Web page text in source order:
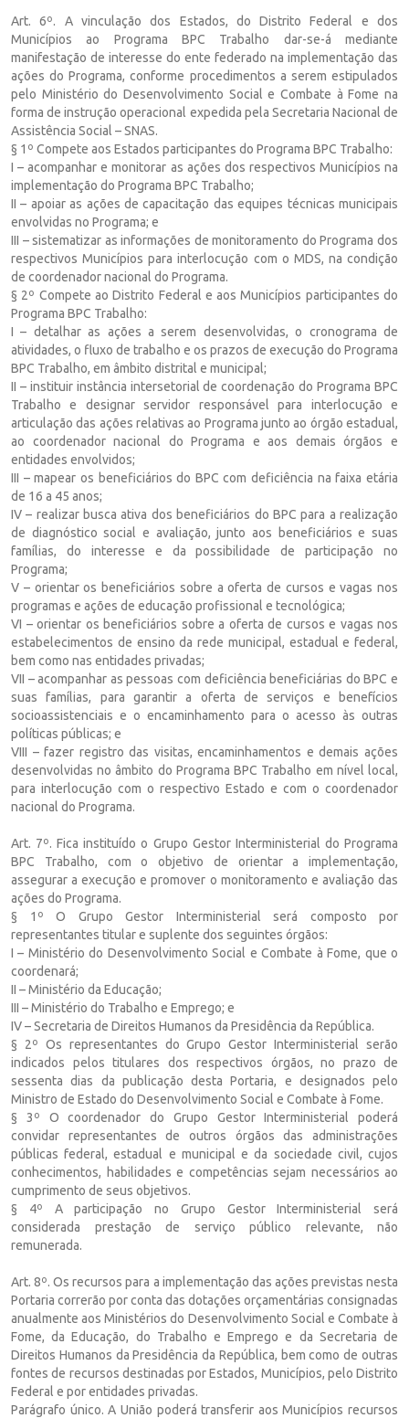
Art. 6º. A vinculação dos Estados, do Distrito Federal e dos
Municípios ao Programa BPC Trabalho dar-se-á mediante
manifestação de interesse do ente federado na implementação das
ações do Programa, conforme procedimentos a serem estipulados
pelo Ministério do Desenvolvimento Social e Combate à Fome na
forma de instrução operacional expedida pela Secretaria Nacional de
Assistência Social – SNAS.
§ 1º Compete aos Estados participantes do Programa BPC Trabalho:
I – acompanhar e monitorar as ações dos respectivos Municípios na
implementação do Programa BPC Trabalho;
II – apoiar as ações de capacitação das equipes técnicas municipais
envolvidas no Programa; e
III – sistematizar as informações de monitoramento do Programa dos
respectivos Municípios para interlocução com o MDS, na condição
de coordenador nacional do Programa.
§ 2º Compete ao Distrito Federal e aos Municípios participantes do
Programa BPC Trabalho:
I – detalhar as ações a serem desenvolvidas, o cronograma de
atividades, o fluxo de trabalho e os prazos de execução do Programa
BPC Trabalho, em âmbito distrital e municipal;
II – instituir instância intersetorial de coordenação do Programa BPC
Trabalho e designar servidor responsável para interlocução e
articulação das ações relativas ao Programa junto ao órgão estadual,
ao coordenador nacional do Programa e aos demais órgãos e
entidades envolvidos;
III – mapear os beneficiários do BPC com deficiência na faixa etária
de 16 a 45 anos;
IV – realizar busca ativa dos beneficiários do BPC para a realização
de diagnóstico social e avaliação, junto aos beneficiários e suas
famílias, do interesse e da possibilidade de participação no
Programa;
V – orientar os beneficiários sobre a oferta de cursos e vagas nos
programas e ações de educação profissional e tecnológica;
VI – orientar os beneficiários sobre a oferta de cursos e vagas nos
estabelecimentos de ensino da rede municipal, estadual e federal,
bem como nas entidades privadas;
VII – acompanhar as pessoas com deficiência beneficiárias do BPC e
suas famílias, para garantir a oferta de serviços e benefícios
socioassistenciais e o encaminhamento para o acesso às outras
políticas públicas; e
VIII – fazer registro das visitas, encaminhamentos e demais ações
desenvolvidas no âmbito do Programa BPC Trabalho em nível local,
para interlocução com o respectivo Estado e com o coordenador
nacional do Programa.
Art. 7º. Fica instituído o Grupo Gestor Interministerial do Programa
BPC Trabalho, com o objetivo de orientar a implementação,
assegurar a execução e promover o monitoramento e avaliação das
ações do Programa.
§ 1º O Grupo Gestor Interministerial será composto por
representantes titular e suplente dos seguintes órgãos:
I – Ministério do Desenvolvimento Social e Combate à Fome, que o
coordenará;
II – Ministério da Educação;
III – Ministério do Trabalho e Emprego; e
IV – Secretaria de Direitos Humanos da Presidência da República.
§ 2º Os representantes do Grupo Gestor Interministerial serão
indicados pelos titulares dos respectivos órgãos, no prazo de
sessenta dias da publicação desta Portaria, e designados pelo
Ministro de Estado do Desenvolvimento Social e Combate à Fome.
§ 3º O coordenador do Grupo Gestor Interministerial poderá
convidar representantes de outros órgãos das administrações
públicas federal, estadual e municipal e da sociedade civil, cujos
conhecimentos, habilidades e competências sejam necessários ao
cumprimento de seus objetivos.
§ 4º A participação no Grupo Gestor Interministerial será
considerada prestação de serviço público relevante, não
remunerada.
Art. 8º. Os recursos para a implementação das ações previstas nesta
Portaria correrão por conta das dotações orçamentárias consignadas
anualmente aos Ministérios do Desenvolvimento Social e Combate à
Fome, da Educação, do Trabalho e Emprego e da Secretaria de
Direitos Humanos da Presidência da República, bem como de outras
fontes de recursos destinadas por Estados, Municípios, pelo Distrito
Federal e por entidades privadas.
Parágrafo único. A União poderá transferir aos Municípios recursos